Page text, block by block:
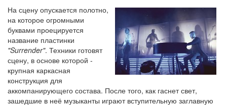
На сцену опускается полотно,
на которое огромными
буквами проецируется
название пластинки
"Surrender". Техники готовят
сцену, в основе которой -
крупная каркасная
конструкция для
аккомпанирующего состава. После того, как гаснет свет,
зашедшие в неё музыканты играют вступительную заглавную